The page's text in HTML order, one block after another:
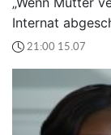
Internat
21:00 15.07